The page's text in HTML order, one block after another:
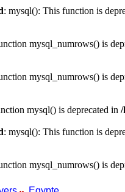
: mysql(): This function is
mysql_numrows() is
mysql_numrows() is
mysql() is deprecated in /
: mysql(): This function is
mysql_numrows() is